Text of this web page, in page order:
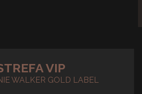
VIP
WALKER GOLD LABEL